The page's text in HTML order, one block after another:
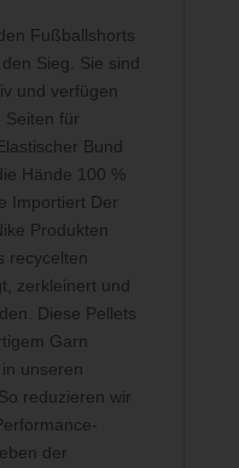
Fußballshorts
Sieg. Sie sind
und verfügen
Seiten für
Bund
Hände 100 %
Importiert Der
Produkten
recycelten
zerkleinert und
Diese Pellets
Garn
unseren
reduzieren wir
der